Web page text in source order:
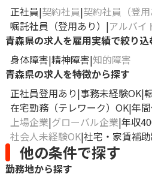
正社員 契約社員 契約社員（登用
嘱託社員（登用あり）
アルバイ
青森県の求人を雇用実績で絞り込
身体障害 精神障害 知的障害
青森県の求人を特徴から探す
正社員登用あり 事務未経験OK
在宅勤務（テレワーク）OK 年
上場企業 グローバル企業 年収
社会人未経験OK 社宅・家賃補
他の条件で探す
勤務地から探す